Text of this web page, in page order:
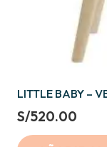
LITTLE BABY –
S/520.00